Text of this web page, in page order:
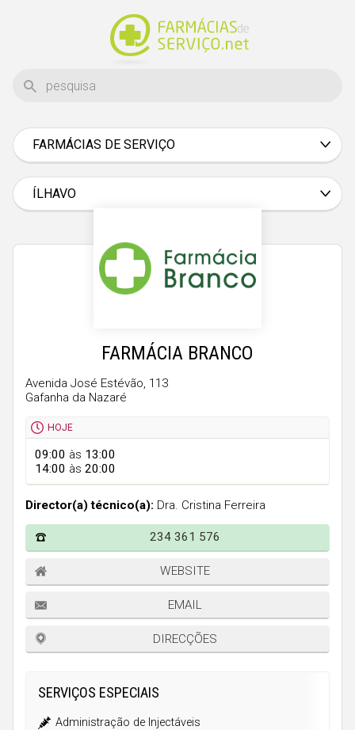
FARMÁCIAS DE SERVIÇO
Beja
Braga
Bragança
Castelo Branco
Guarda
Lisboa
Portalegre
Porto
Santarém
Setúbal
Viana do Castelo
Vila Real
Viseu
Madeira
Açores
ÍLHAVO
FARMÁCIA BRANCO
Avenida José Estévão, 113
Gafanha da Nazaré
HOJE
09:00 às 13:00
14:00 às 20:00
Director(a) técnico(a): Dra. Cristina Ferreira
234 361 576
WEBSITE
EMAIL
DIRECÇÕES
SERVIÇOS ESPECIAIS
Administração de Injectáveis